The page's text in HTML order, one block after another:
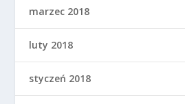
marzec 2018
luty 2018
styczeń 2018